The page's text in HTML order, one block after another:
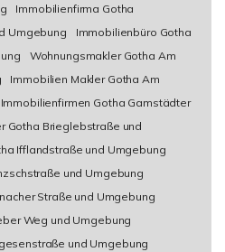
Immobilienfirma Gotha
Umgebung
Immobilienbüro Gotha
Wohnungsmakler Gotha Am
Immobilien Makler Gotha Am
Immobilienfirmen Gotha Gamstädter
Gotha Brieglebstraße und
Ifflandstraße und Umgebung
und Umgebung
Straße und Umgebung
Weg und Umgebung
und Umgebung